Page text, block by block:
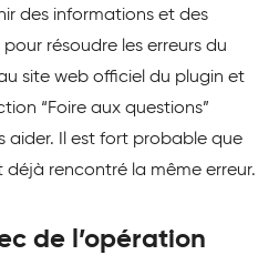
des informations et des
résoudre les erreurs du
site web officiel du plugin et
“Foire aux questions”
aider. Il est fort probable que
déjà rencontré la même erreur.
de l’opération